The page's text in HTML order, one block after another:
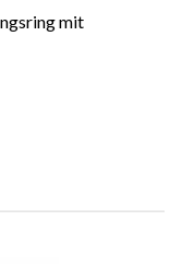
mit